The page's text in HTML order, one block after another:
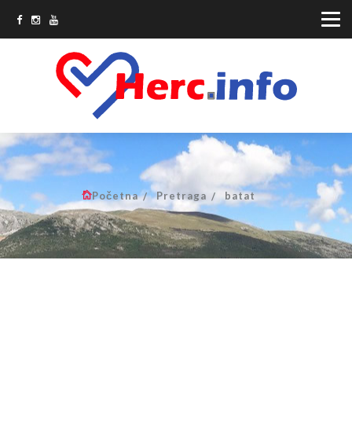
Početna Pretraga batat